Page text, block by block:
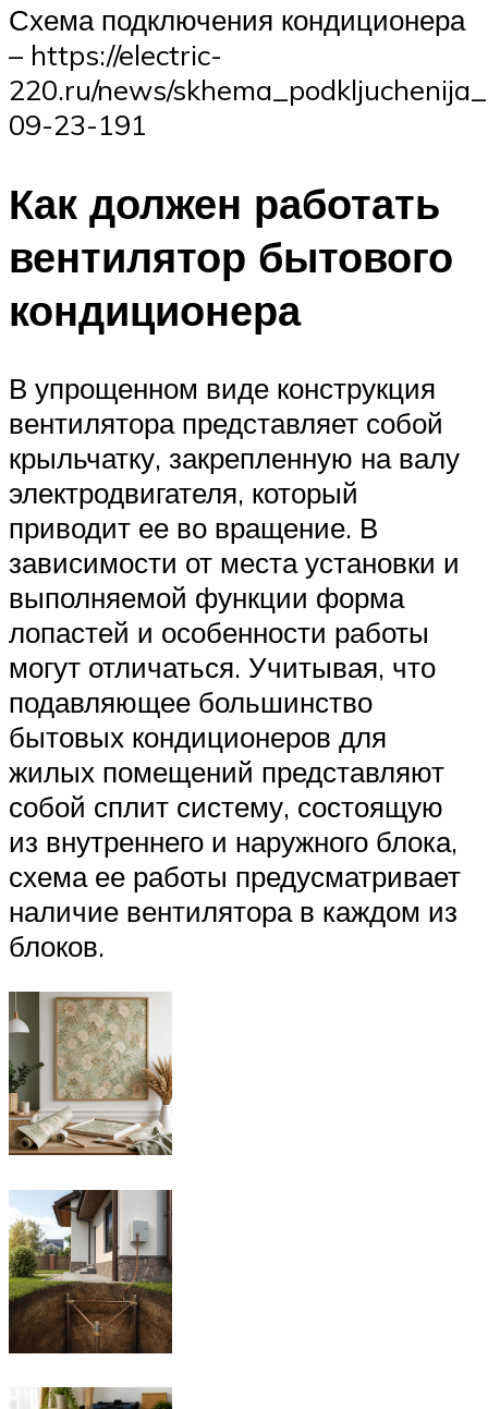
Схема подключения кондиционера
– https://electric-
220.ru/news/
09-23-191
Как должен работать
вентилятор бытового
кондиционера
В упрощенном виде конструкция
вентилятора представляет собой
крыльчатку, закрепленную на валу
электродвигателя, который
приводит ее во вращение. В
зависимости от места установки и
выполняемой функции форма
лопастей и особенности работы
могут отличаться. Учитывая, что
подавляющее большинство
бытовых кондиционеров для
жилых помещений представляют
собой сплит систему, состоящую
из внутреннего и наружного блока,
схема ее работы предусматривает
наличие вентилятора в каждом из
блоков.